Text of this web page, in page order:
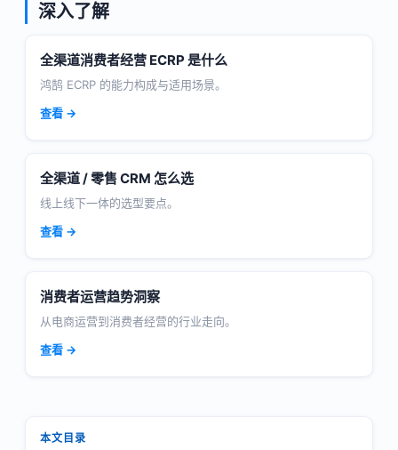
深入了解
全渠道消费者经营 ECRP 是什么
鸿鹄 ECRP 的能力构成与适用场景。
查看 →
全渠道 / 零售 CRM 怎么选
线上线下一体的选型要点。
查看 →
消费者运营趋势洞察
从电商运营到消费者经营的行业走向。
查看 →
本文目录